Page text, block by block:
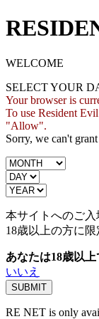
WELCOME
SELECT YOUR
Your browser is
To use Resident
"Allow".
Sorry, we can't
本サイトへのご入
18歳以上の方に限
あなたは18歳以上
いいえ
RE NET is only